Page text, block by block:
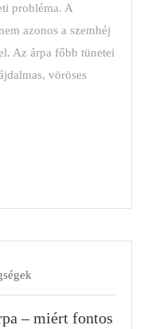
probléma. A
azonos a szemhéj
Az árpa főbb tünetei
vöröses
– miért fontos